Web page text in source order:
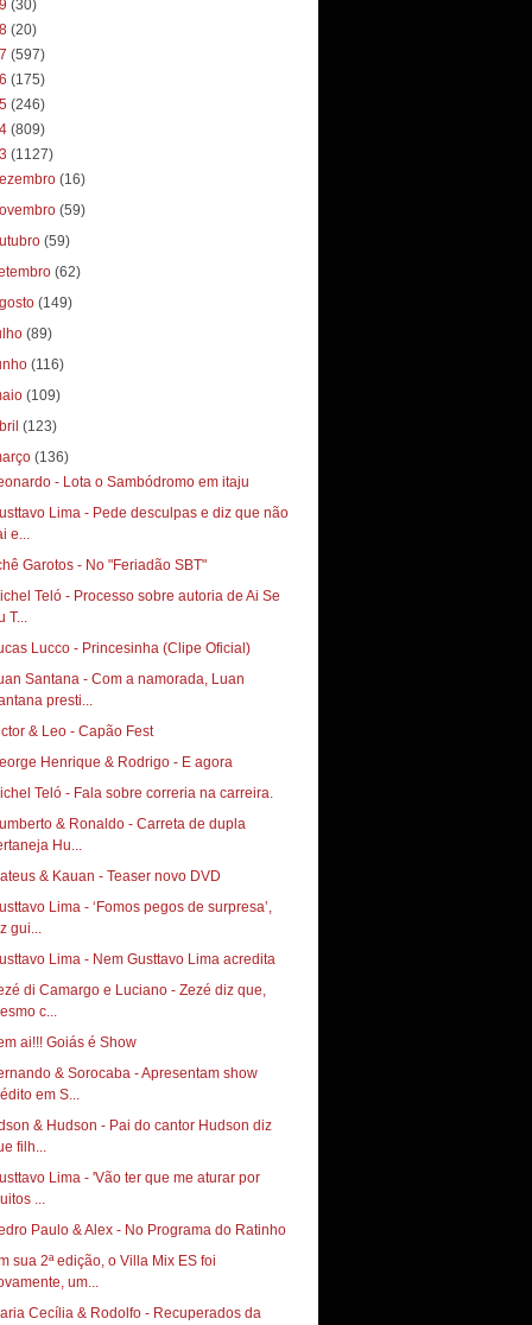
(30)
(20)
(597)
(175)
(246)
(809)
(1127)
(16)
(59)
(59)
(62)
(149)
(89)
(116)
(109)
(123)
(136)
- Lota o Sambódromo em itaju
Lima - Pede desculpas e diz que não
e...
Garotos - No "Feriadão SBT"
Teló - Processo sobre autoria de Ai Se
T...
Lucco - Princesinha (Clipe Oficial)
Santana - Com a namorada, Luan
presti...
& Leo - Capão Fest
Henrique & Rodrigo - E agora
Teló - Fala sobre correria na carreira.
& Ronaldo - Carreta de dupla
Hu...
& Kauan - Teaser novo DVD
Lima - ‘Fomos pegos de surpresa’,
gui...
Lima - Nem Gusttavo Lima acredita
di Camargo e Luciano - Zezé diz que,
c...
ai!!! Goiás é Show
& Sorocaba - Apresentam show
em S...
& Hudson - Pai do cantor Hudson diz
filh...
Lima - 'Vão ter que me aturar por
...
Paulo & Alex - No Programa do Ratinho
sua 2ª edição, o Villa Mix ES foi
um...
Cecília & Rodolfo - Recuperados da